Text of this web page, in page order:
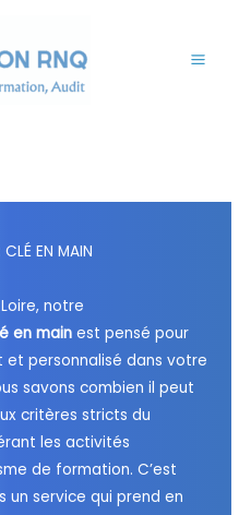
EN MAIN
notre
en main est pensé pour
personnalisé dans votre
savons combien il peut
critères stricts du
les activités
de formation. C’est
un service qui prend en